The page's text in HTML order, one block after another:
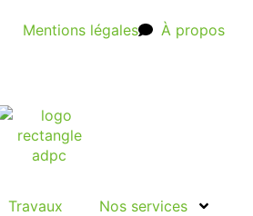
Mentions légales À propos
Travaux Nos services